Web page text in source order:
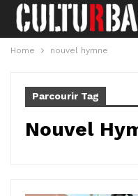
Home nouvel hymne
Parcourir Tag
Nouvel